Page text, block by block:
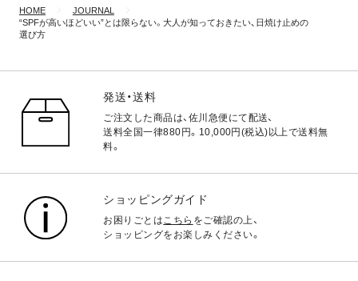
HOME
JOURNAL
“SPFが高いほどいい”とは限らない。大人が知っておきたい、日焼け止めの
選び方
発送・送料
ご注文した商品は、佐川急便にて配送、
送料全国一律880円。10,000円(税込)以上で送料無
料。
ショッピングガイド
お困りごとはこちら をご確認の上、
ショッピングをお楽しみください。